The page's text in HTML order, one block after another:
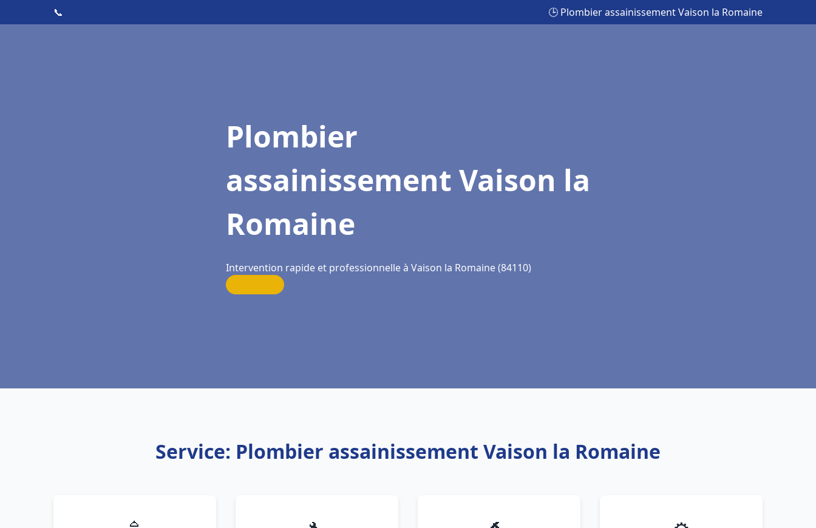
📞 🕒 Plombier assainissement Vaison la Romaine
Plombier
assainissement Vaison la
Romaine
Intervention rapide et professionnelle à Vaison la Romaine (84110)
Service: Plombier assainissement Vaison la Romaine